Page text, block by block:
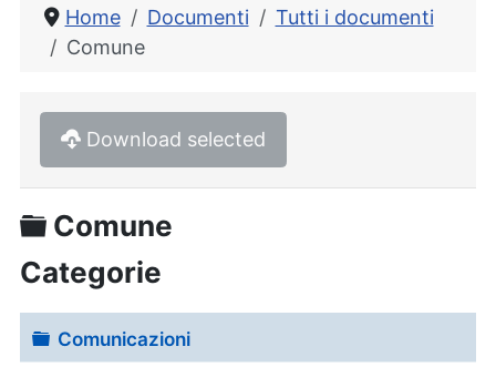
Home Documenti
Tutti i documenti
Comune
Download selected
Cartella
Comune
Categorie
Cartella
Comunicazioni